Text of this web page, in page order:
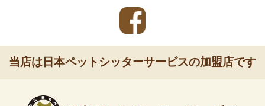
当店は日本ペットシッターサービスの加盟店です